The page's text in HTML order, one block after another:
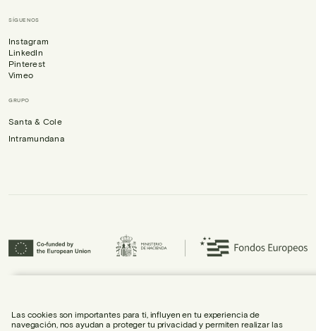
SÍGUENOS
Instagram
LinkedIn
Pinterest
Vimeo
GRUPO
Santa & Cole
Intramundana
habiendo contribuido al crecimiento económico de la empresa y su
internacionalización.
Las cookies son importantes para ti, influyen en tu experiencia de
navegación, nos ayudan a proteger tu privacidad y permiten realizar las